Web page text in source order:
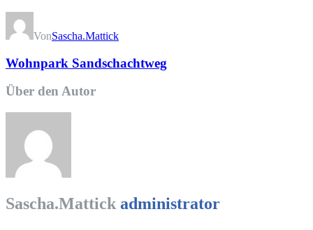
VonSascha.Mattick
Wohnpark Sandschachtweg
Über den Autor
Sascha.Mattick administrator